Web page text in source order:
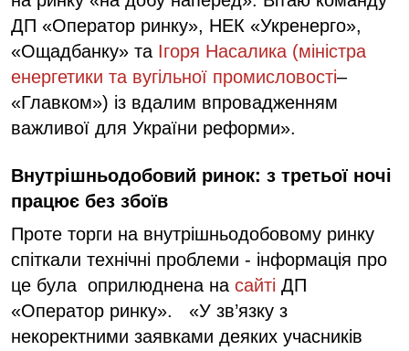
ДП «Оператор ринку», НЕК «Укренерго»,
«Ощадбанку» та Ігоря Насалика (міністра
енергетики та вугільної промисловості–
«Главком») із вдалим впровадженням
важливої для України реформи».
Внутрішньодобовий ринок: з третьої ночі
працює без збоїв
Проте торги на внутрішньодобовому ринку
спіткали технічні проблеми - інформація про
це була оприлюднена на сайті ДП
«Оператор ринку». «У зв’язку з
некоректними заявками деяких учасників